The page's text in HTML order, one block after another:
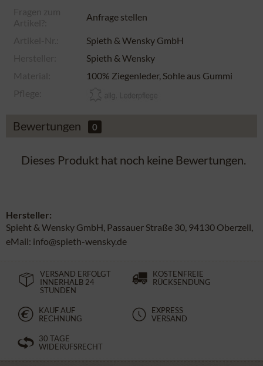
Anfrage stellen
Spieth & Wensky GmbH
Spieth & Wensky
100% Ziegenleder, Sohle aus Gummi
Bewertungen 0
Dieses Produkt hat noch keine Bewertungen.
Hersteller:
Spieht & Wensky GmbH, Passauer Straße 30, 94130 Oberzell,
eMail: info@spieth-wensky.de
VERSAND ERFOLGT
INNERHALB 24
STUNDEN
KOSTENFREIE
RÜCKSENDUNG
KAUF AUF
RECHNUNG
EXPRESS
VERSAND
30 TAGE
WIDERUFSRECHT